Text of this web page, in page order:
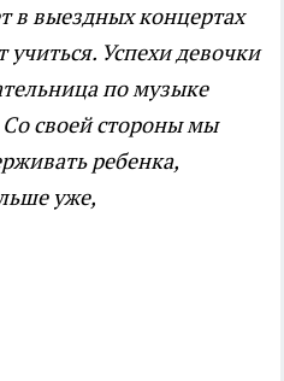
в выездных концертах
Успехи девочки
по музыке
Со своей стороны мы
ребенка,
уже,